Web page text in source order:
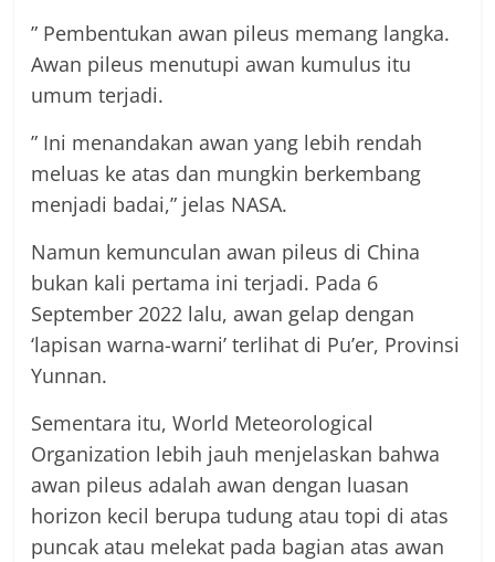
” Pembentukan awan pileus memang langka.
Awan pileus menutupi awan kumulus itu
umum terjadi.
” Ini menandakan awan yang lebih rendah
meluas ke atas dan mungkin berkembang
menjadi badai,” jelas NASA.
Namun kemunculan awan pileus di China
bukan kali pertama ini terjadi. Pada 6
September 2022 lalu, awan gelap dengan
‘lapisan warna-warni’ terlihat di Pu’er, Provinsi
Yunnan.
Sementara itu, World Meteorological
Organization lebih jauh menjelaskan bahwa
awan pileus adalah awan dengan luasan
horizon kecil berupa tudung atau topi di atas
puncak atau melekat pada bagian atas awan